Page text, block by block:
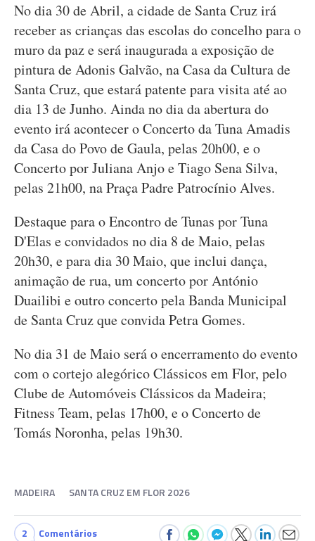
No dia 30 de Abril, a cidade de Santa Cruz irá
receber as crianças das escolas do concelho para o
muro da paz e será inaugurada a exposição de
pintura de Adonis Galvão, na Casa da Cultura de
Santa Cruz, que estará patente para visita até ao
dia 13 de Junho. Ainda no dia da abertura do
evento irá acontecer o Concerto da Tuna Amadis
da Casa do Povo de Gaula, pelas 20h00, e o
Concerto por Juliana Anjo e Tiago Sena Silva,
pelas 21h00, na Praça Padre Patrocínio Alves.
Destaque para o Encontro de Tunas por Tuna
D'Elas e convidados no dia 8 de Maio, pelas
20h30, e para dia 30 Maio, que inclui dança,
animação de rua, um concerto por António
Duailibi e outro concerto pela Banda Municipal
de Santa Cruz que convida Petra Gomes.
No dia 31 de Maio será o encerramento do evento
com o cortejo alegórico Clássicos em Flor, pelo
Clube de Automóveis Clássicos da Madeira;
Fitness Team, pelas 17h00, e o Concerto de
Tomás Noronha, pelas 19h30.
MADEIRA SANTA CRUZ EM FLOR 2026
2 Comentários